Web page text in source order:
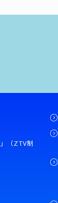
（ZTV制